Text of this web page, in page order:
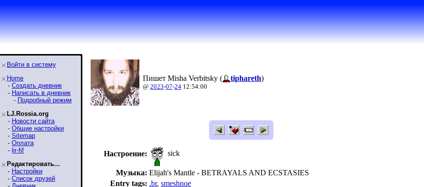
Войти в систему
Home
- Создать дневник
- Написать в дневник
- Подробный режим
LJ.Rossia.org
- Новости сайта
- Общие настройки
- Sitemap
- Оплата
- ljr-fif
Редактировать...
- Настройки
- Список друзей
Пишет Misha Verbitsky ( tiphareth)
@ 2023-07-24 12:54:00
Настроение: sick
Музыка: Elijah's Mantle - BETRAYALS AND ECSTASIES
Entry tags: .br, smeshnoe